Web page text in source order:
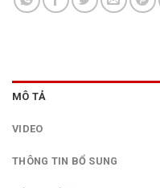
MÔ TẢ
VIDEO
THÔNG TIN BỔ SUNG